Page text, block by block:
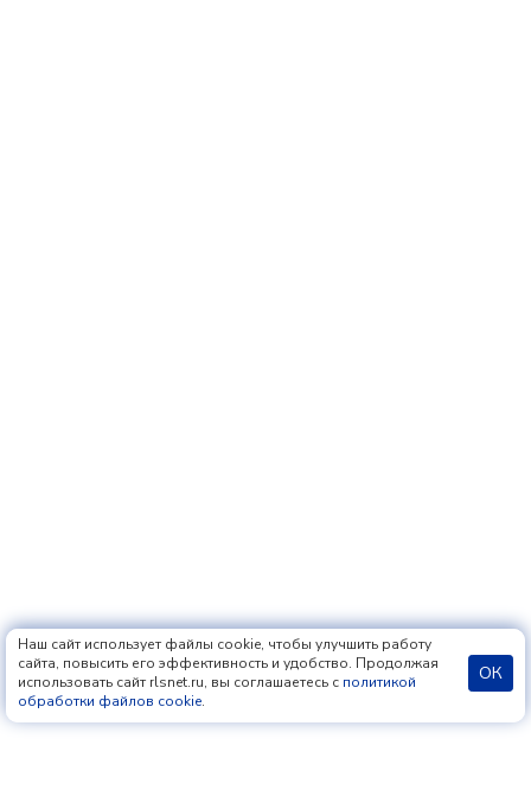
Наш сайт использует файлы cookie, чтобы улучшить работу
сайта, повысить его эффективность и удобство. Продолжая
использовать сайт rlsnet.ru, вы соглашаетесь с политикой
обработки файлов cookie.
ОК